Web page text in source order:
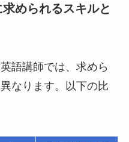
められるスキルと
語講師では、求めら
なります。以下の比